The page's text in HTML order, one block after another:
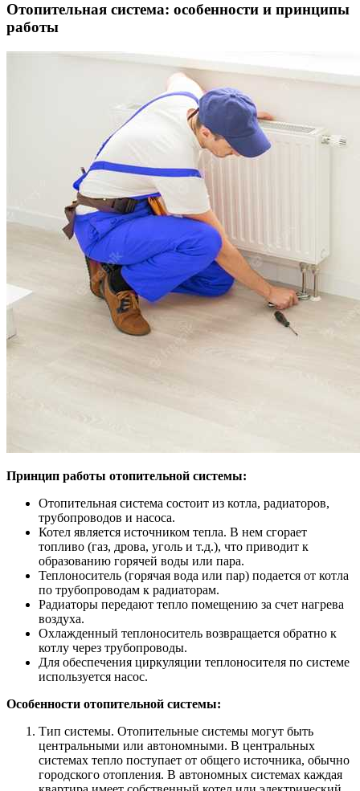
Отопительная система: особенности и принципы
работы
Принцип работы отопительной системы:
Отопительная система состоит из котла, радиаторов,
трубопроводов и насоса.
Котел является источником тепла. В нем сгорает
топливо (газ, дрова, уголь и т.д.), что приводит к
образованию горячей воды или пара.
Теплоноситель (горячая вода или пар) подается от котла
по трубопроводам к радиаторам.
Радиаторы передают тепло помещению за счет нагрева
воздуха.
Охлажденный теплоноситель возвращается обратно к
котлу через трубопроводы.
Для обеспечения циркуляции теплоносителя по системе
используется насос.
Особенности отопительной системы:
Тип системы. Отопительные системы могут быть
центральными или автономными. В центральных
системах тепло поступает от общего источника, обычно
городского отопления. В автономных системах каждая